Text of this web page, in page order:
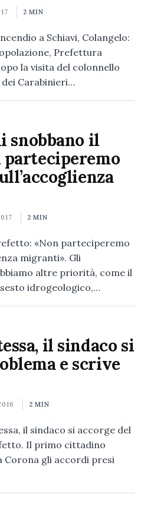
2 MIN
a Schiavi, Colangelo:
Prefettura
la visita del colonnello
Carabinieri…
snobbano il
parteciperemo
2 MIN
«Non parteciperemo
migranti». Gli
altre priorità, come il
idrogeologico,…
il sindaco si
e scrive
2 MIN
il sindaco si accorge del
Il primo cittadino
Corona gli accordi presi